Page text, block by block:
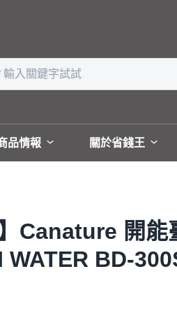
品情報 關於省錢王
Canature 開
BD-